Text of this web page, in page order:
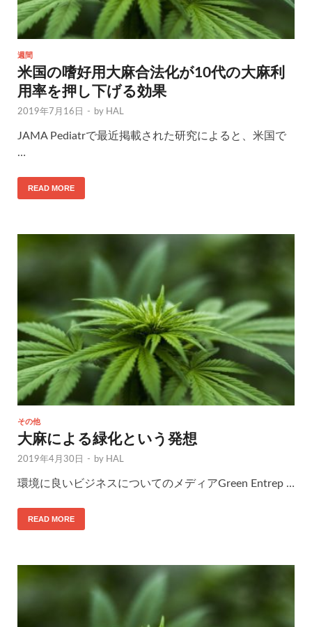
週間
米国の嗜好用大麻合法化が10代の大麻利
用率を押し下げる効果
2019年7月16日 - by HAL
JAMA Pediatrで最近掲載された研究によると、米国で
…
READ MORE
その他
大麻による緑化という発想
2019年4月30日 - by HAL
環境に良いビジネスについてのメディアGreen Entrep …
READ MORE